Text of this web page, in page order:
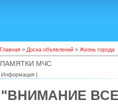
Главная » Доска объявлений » Жизнь города
ПАМЯТКИ МЧС
Информация |
"ВНИМАНИЕ